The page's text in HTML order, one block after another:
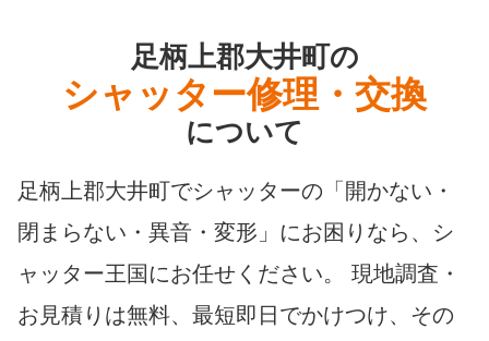
足柄上郡大井町の
シャッター修理・交換
について
足柄上郡大井町でシャッターの「開かない・
閉まらない・異音・変形」にお困りなら、シ
ャッター王国にお任せください。 現地調査・
お見積りは無料、最短即日でかけつけ、その